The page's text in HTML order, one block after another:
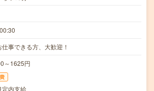
事できる方、大歓迎！
～1625円
定内支給